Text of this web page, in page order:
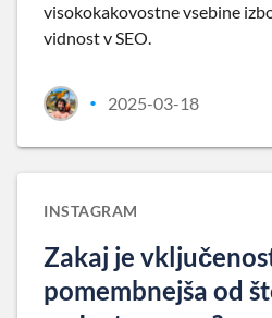
visokokakovostne vsebine
vidnost v SEO.
• 2025-03-18
INSTAGRAM
Zakaj je
pomembnejša od